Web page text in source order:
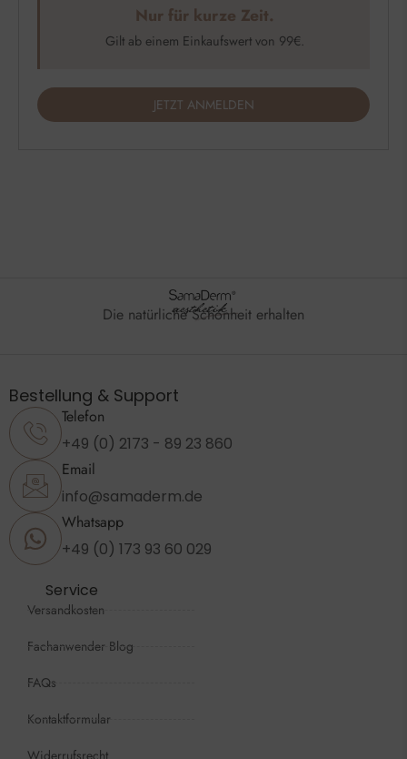
Nur für kurze Zeit.
Gilt ab einem Einkaufswert von 99€.
JETZT ANMELDEN
Die natürliche Schönheit erhalten
Bestellung & Support
Telefon
+49 (0) 2173 - 89 23 860
Email
info@samaderm.de
Whatsapp
+49 (0) 173 93 60 029
Service
Versandkosten
Fachanwender Blog
FAQs
Kontaktformular